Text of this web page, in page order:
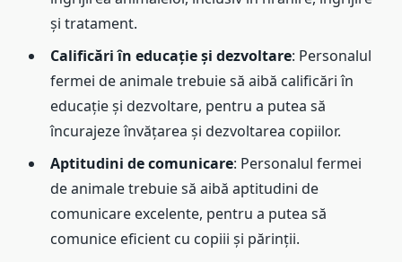
și tratament.
Calificări în educație și dezvoltare: Personalul
fermei de animale trebuie să aibă calificări în
educație și dezvoltare, pentru a putea să
încurajeze învățarea și dezvoltarea copiilor.
Aptitudini de comunicare: Personalul fermei
de animale trebuie să aibă aptitudini de
comunicare excelente, pentru a putea să
comunice eficient cu copiii și părinții.